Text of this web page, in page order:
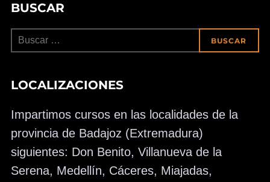
BUSCAR
Buscar:
BUSCAR
LOCALIZACIONES
Impartimos cursos en las localidades de la
provincia de Badajoz (Extremadura)
siguientes: Don Benito, Villanueva de la
Serena, Medellín, Cáceres, Miajadas,